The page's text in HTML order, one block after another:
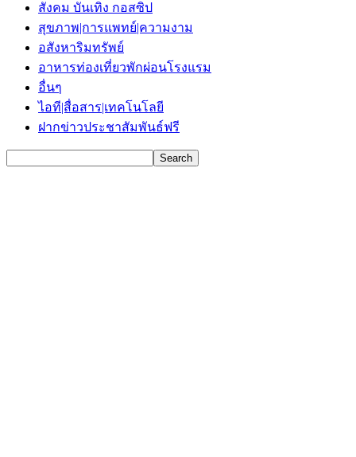
สังคม บันเทิง กอสซิป
สุขภาพ|การแพทย์|ความงาม
อสังหาริมทรัพย์
อาหารท่องเที่ยวพักผ่อนโรงแรม
อื่นๆ
ไอที|สื่อสาร|เทคโนโลยี
ฝากข่าวประชาสัมพันธ์ฟรี